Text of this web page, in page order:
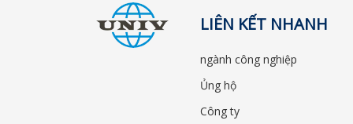
LIÊN KẾT NHANH
ngành công nghiệp
Ủng hộ
Công ty